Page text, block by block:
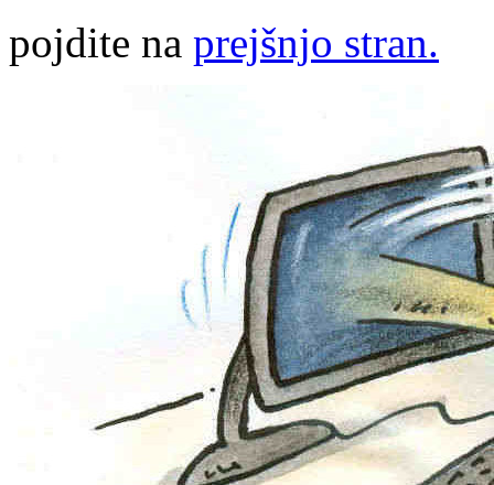
pojdite na prejšnjo stran.